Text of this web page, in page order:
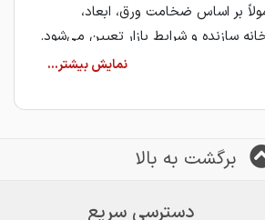
بر اساس ضخامت ورق، ابعاد،
سازنده و شرایط بازار تعیین می‌شود.
مشخصات فنی هر ورق پیش از ثبت
نورد گرم در دمای بالا تولید می‌شود
محصول به دلیل استحکام مناسب و
برگشت به بالا
دسترسی سریع